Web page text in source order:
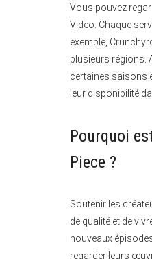
Vous pouvez
Video. Chaque
exemple,
plusieurs régions.
certaines saisons
leur disponibilité
Pourquoi
Piece ?
Soutenir les
de qualité et de
nouveaux
regarder leurs